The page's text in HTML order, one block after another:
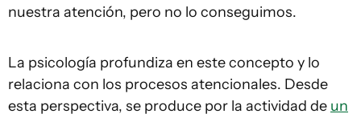
nuestra atención, pero no lo conseguimos.
La psicología profundiza en este concepto y lo
relaciona con los procesos atencionales. Desde
esta perspectiva, se produce por la actividad de un